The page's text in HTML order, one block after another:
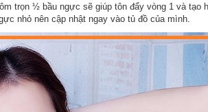
trọn ½ bầu ngực sẽ giúp tôn đẩy vòng 1 và
nhỏ nên cập nhật ngay vào tủ đồ của mình.